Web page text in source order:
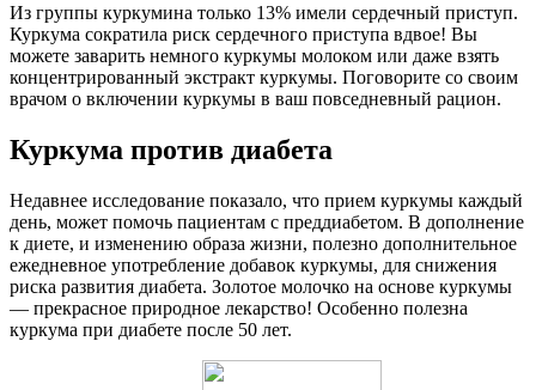
Из группы куркумина только 13% имели сердечный приступ.
Куркума сократила риск сердечного приступа вдвое! Вы
можете заварить немного куркумы молоком или даже взять
концентрированный экстракт куркумы. Поговорите со своим
врачом о включении куркумы в ваш повседневный рацион.
Куркума против диабета
Недавнее исследование показало, что прием куркумы каждый
день, может помочь пациентам с преддиабетом. В дополнение
к диете, и изменению образа жизни, полезно дополнительное
ежедневное употребление добавок куркумы, для снижения
риска развития диабета. Золотое молочко на основе куркумы
— прекрасное природное лекарство! Особенно полезна
куркума при диабете после 50 лет.